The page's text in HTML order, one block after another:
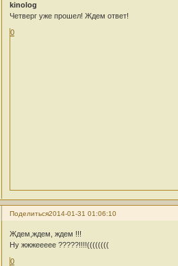
kinolog
Четверг уже прошел! Ждем ответ!
0
Поделиться2014-01-31 01:06:10
Ждем,ждем, ждем !!!
Ну жжжеееее ?????!!!!((((((((
0